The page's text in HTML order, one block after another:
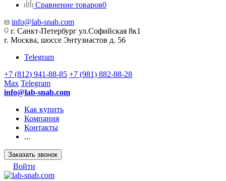
Сравнение товаров0
info@lab-snab.com
г. Санкт-Петербург ул.Софийская 8к1
г. Москва, шоссе Энтузиастов д. 56
Telegram
+7 (812) 941-88-85 +7 (981) 882-88-28
Max Telegram
info@lab-snab.com
Как купить
Компания
Контакты
...
Заказать звонок
Войти